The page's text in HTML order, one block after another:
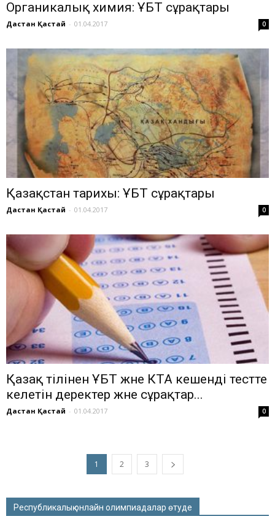
Органикалық химия: ҰБТ сұрақтары
Дастан Қастай - 01.04.2017 0
Қазақстан тарихы: ҰБТ сұрақтары
Дастан Қастай - 01.04.2017 0
Қазақ тілінен ҰБТ және КТА кешенді тестте
келетін деректер және сұрақтар...
Дастан Қастай - 01.04.2017 0
1 2 3
Республикалық онлайн олимпиадалар өтуде